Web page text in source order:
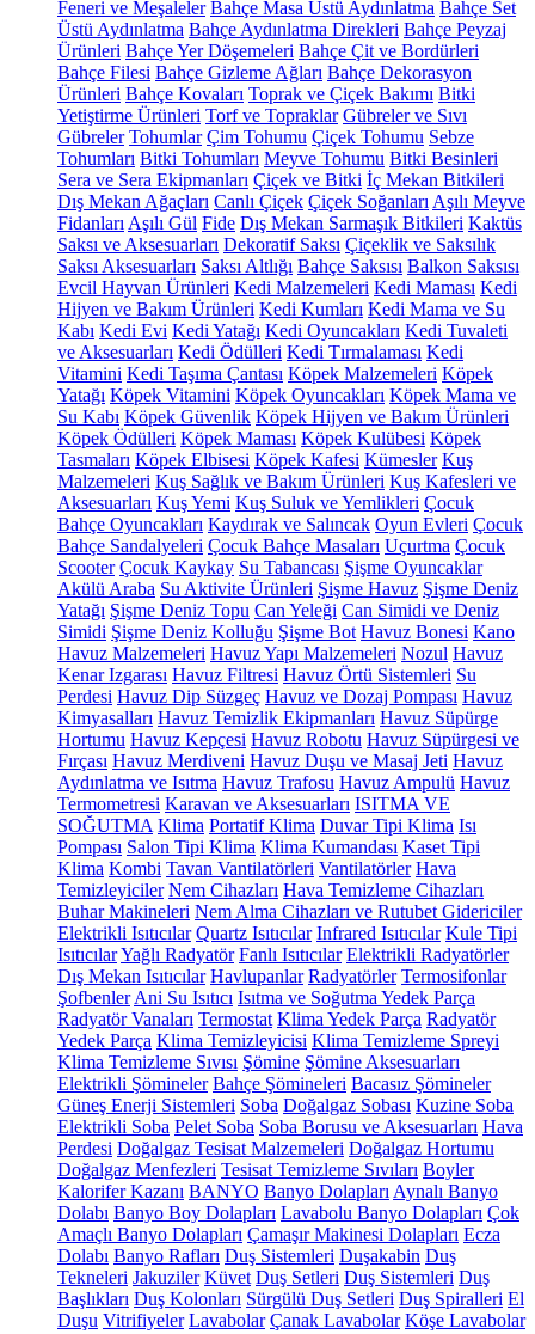
Feneri ve Meşaleler Bahçe Masa Üstü Aydınlatma Bahçe Set
Üstü Aydınlatma Bahçe Aydınlatma Direkleri Bahçe Peyzaj
Ürünleri Bahçe Yer Döşemeleri Bahçe Çit ve Bordürleri
Bahçe Filesi Bahçe Gizleme Ağları Bahçe Dekorasyon
Ürünleri Bahçe Kovaları Toprak ve Çiçek Bakımı Bitki
Yetiştirme Ürünleri Torf ve Topraklar Gübreler ve Sıvı
Gübreler Tohumlar Çim Tohumu Çiçek Tohumu Sebze
Tohumları Bitki Tohumları Meyve Tohumu Bitki Besinleri
Sera ve Sera Ekipmanları Çiçek ve Bitki İç Mekan Bitkileri
Dış Mekan Ağaçları Canlı Çiçek Çiçek Soğanları Aşılı Meyve
Fidanları Aşılı Gül Fide Dış Mekan Sarmaşık Bitkileri Kaktüs
Saksı ve Aksesuarları Dekoratif Saksı Çiçeklik ve Saksılık
Saksı Aksesuarları Saksı Altlığı Bahçe Saksısı Balkon Saksısı
Evcil Hayvan Ürünleri Kedi Malzemeleri Kedi Maması Kedi
Hijyen ve Bakım Ürünleri Kedi Kumları Kedi Mama ve Su
Kabı Kedi Evi Kedi Yatağı Kedi Oyuncakları Kedi Tuvaleti
ve Aksesuarları Kedi Ödülleri Kedi Tırmalaması Kedi
Vitamini Kedi Taşıma Çantası Köpek Malzemeleri Köpek
Yatağı Köpek Vitamini Köpek Oyuncakları Köpek Mama ve
Su Kabı Köpek Güvenlik Köpek Hijyen ve Bakım Ürünleri
Köpek Ödülleri Köpek Maması Köpek Kulübesi Köpek
Tasmaları Köpek Elbisesi Köpek Kafesi Kümesler Kuş
Malzemeleri Kuş Sağlık ve Bakım Ürünleri Kuş Kafesleri ve
Aksesuarları Kuş Yemi Kuş Suluk ve Yemlikleri Çocuk
Bahçe Oyuncakları Kaydırak ve Salıncak Oyun Evleri Çocuk
Bahçe Sandalyeleri Çocuk Bahçe Masaları Uçurtma Çocuk
Scooter Çocuk Kaykay Su Tabancası Şişme Oyuncaklar
Akülü Araba Su Aktivite Ürünleri Şişme Havuz Şişme Deniz
Yatağı Şişme Deniz Topu Can Yeleği Can Simidi ve Deniz
Simidi Şişme Deniz Kolluğu Şişme Bot Havuz Bonesi Kano
Havuz Malzemeleri Havuz Yapı Malzemeleri Nozul Havuz
Kenar Izgarası Havuz Filtresi Havuz Örtü Sistemleri Su
Perdesi Havuz Dip Süzgeç Havuz ve Dozaj Pompası Havuz
Kimyasalları Havuz Temizlik Ekipmanları Havuz Süpürge
Hortumu Havuz Kepçesi Havuz Robotu Havuz Süpürgesi ve
Fırçası Havuz Merdiveni Havuz Duşu ve Masaj Jeti Havuz
Aydınlatma ve Isıtma Havuz Trafosu Havuz Ampulü Havuz
Termometresi Karavan ve Aksesuarları ISITMA VE
SOĞUTMA Klima Portatif Klima Duvar Tipi Klima Isı
Pompası Salon Tipi Klima Klima Kumandası Kaset Tipi
Klima Kombi Tavan Vantilatörleri Vantilatörler Hava
Temizleyiciler Nem Cihazları Hava Temizleme Cihazları
Buhar Makineleri Nem Alma Cihazları ve Rutubet Gidericiler
Elektrikli Isıtıcılar Quartz Isıtıcılar Infrared Isıtıcılar Kule Tipi
IsıtıcılarYağlı Radyatör Fanlı Isıtıcılar Elektrikli Radyatörler
Dış Mekan Isıtıcılar Havlupanlar Radyatörler Termosifonlar
Şofbenler Ani Su Isıtıcı Isıtma ve Soğutma Yedek Parça
Radyatör Vanaları Termostat Klima Yedek Parça Radyatör
Yedek Parça Klima Temizleyicisi Klima Temizleme Spreyi
Klima Temizleme Sıvısı Şömine Şömine Aksesuarları
Elektrikli Şömineler Bahçe Şömineleri Bacasız Şömineler
Güneş Enerji Sistemleri Soba Doğalgaz Sobası Kuzine Soba
Elektrikli Soba Pelet Soba Soba Borusu ve Aksesuarları Hava
Perdesi Doğalgaz Tesisat Malzemeleri Doğalgaz Hortumu
Doğalgaz Menfezleri Tesisat Temizleme Sıvıları Boyler
Kalorifer Kazanı BANYO Banyo Dolapları Aynalı Banyo
Dolabı Banyo Boy Dolapları Lavabolu Banyo Dolapları Çok
Amaçlı Banyo Dolapları Çamaşır Makinesi Dolapları Ecza
Dolabı Banyo Rafları Duş Sistemleri Duşakabin Duş
Tekneleri Jakuziler Küvet Duş Setleri Duş Sistemleri Duş
Başlıkları Duş Kolonları Sürgülü Duş Setleri Duş Spiralleri El
Duşu Vitrifiyeler Lavabolar Çanak Lavabolar Köşe Lavabolar